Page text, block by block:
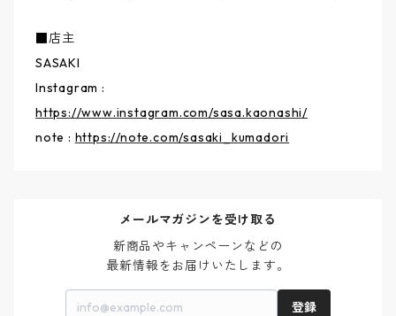
■店主
SASAKI
Instagram :
https://www.instagram.com/sasa.kaonashi/
note : https://note.com/sasaki_kumadori
メールマガジンを受け取る
新商品やキャンペーンなどの
最新情報をお届けいたします。
登録